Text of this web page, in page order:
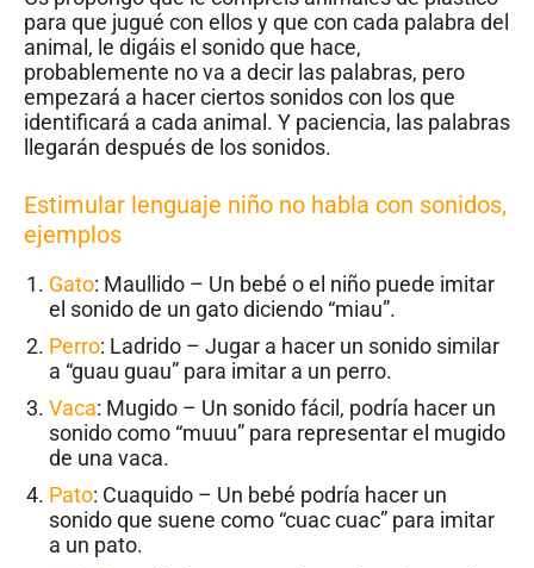
para que jugué con ellos y que con cada palabra del
animal, le digáis el sonido que hace,
probablemente no va a decir las palabras, pero
empezará a hacer ciertos sonidos con los que
identificará a cada animal. Y paciencia, las palabras
llegarán después de los sonidos.
Estimular lenguaje niño no habla con sonidos,
ejemplos
Gato: Maullido – Un bebé o el niño puede imitar
el sonido de un gato diciendo “miau”.
Perro: Ladrido – Jugar a hacer un sonido similar
a “guau guau” para imitar a un perro.
Vaca: Mugido – Un sonido fácil, podría hacer un
sonido como “muuu” para representar el mugido
de una vaca.
Pato: Cuaquido – Un bebé podría hacer un
sonido que suene como “cuac cuac” para imitar
a un pato.